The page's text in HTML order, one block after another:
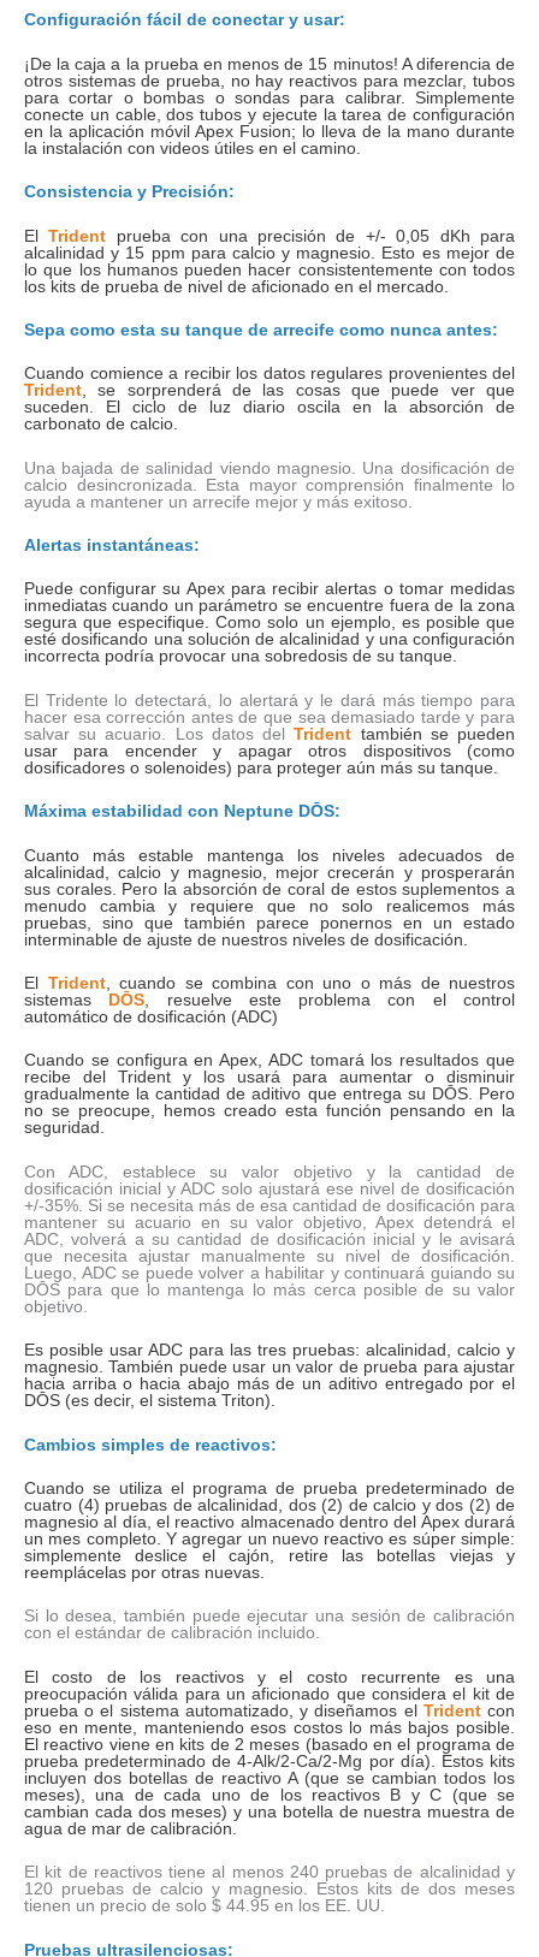
Configuración fácil de conectar y usar:
¡De la caja a la prueba en menos de 15 minutos! A diferencia de
otros sistemas de prueba, no hay reactivos para mezclar, tubos
para cortar o bombas o sondas para calibrar. Simplemente
conecte un cable, dos tubos y ejecute la tarea de configuración
en la aplicación móvil Apex Fusion; lo lleva de la mano durante
la instalación con videos útiles en el camino.
Consistencia y Precisión:
ElTrident prueba con una precisión de +/- 0,05 dKh para
alcalinidad y 15 ppm para calcio y magnesio. Esto es mejor de
lo que los humanos pueden hacer consistentemente con todos
los kits de prueba de nivel de aficionado en el mercado.
Sepa como esta su tanque de arrecife como nunca antes:
Cuando comience a recibir los datos regulares provenientes del
Trident, se sorprenderá de las cosas que puede ver que
suceden. El ciclo de luz diario oscila en la absorción de
carbonato de calcio.
Una bajada de salinidad viendo magnesio. Una dosificación de
calcio desincronizada. Esta mayor comprensión finalmente lo
ayuda a mantener un arrecife mejor y más exitoso.
Alertas instantáneas:
Puede configurar su Apex para recibir alertas o tomar medidas
inmediatas cuando un parámetro se encuentre fuera de la zona
segura que especifique. Como solo un ejemplo, es posible que
esté dosificando una solución de alcalinidad y una configuración
incorrecta podría provocar una sobredosis de su tanque.
El Tridente lo detectará, lo alertará y le dará más tiempo para
hacer esa corrección antes de que sea demasiado tarde y para
salvar su acuario. Los datos delTrident también se pueden
usar para encender y apagar otros dispositivos (como
dosificadores o solenoides) para proteger aún más su tanque.
Máxima estabilidad con Neptune DŌS:
Cuanto más estable mantenga los niveles adecuados de
alcalinidad, calcio y magnesio, mejor crecerán y prosperarán
sus corales. Pero la absorción de coral de estos suplementos a
menudo cambia y requiere que no solo realicemos más
pruebas, sino que también parece ponernos en un estado
interminable de ajuste de nuestros niveles de dosificación.
El Trident, cuando se combina con uno o más de nuestros
sistemas DŌS , resuelve este problema con el control
automático de dosificación (ADC)
Cuando se configura en Apex, ADC tomará los resultados que
recibe del Trident y los usará para aumentar o disminuir
gradualmente la cantidad de aditivo que entrega su DŌS. Pero
no se preocupe, hemos creado esta función pensando en la
seguridad.
Con ADC, establece su valor objetivo y la cantidad de
dosificación inicial y ADC solo ajustará ese nivel de dosificación
+/-35%. Si se necesita más de esa cantidad de dosificación para
mantener su acuario en su valor objetivo, Apex detendrá el
ADC, volverá a su cantidad de dosificación inicial y le avisará
que necesita ajustar manualmente su nivel de dosificación.
Luego, ADC se puede volver a habilitar y continuará guiando su
DŌS para que lo mantenga lo más cerca posible de su valor
objetivo.
Es posible usar ADC para las tres pruebas: alcalinidad, calcio y
magnesio. También puede usar un valor de prueba para ajustar
hacia arriba o hacia abajo más de un aditivo entregado por el
DŌS (es decir, el sistema Triton).
Cambios simples de reactivos:
Cuando se utiliza el programa de prueba predeterminado de
cuatro (4) pruebas de alcalinidad, dos (2) de calcio y dos (2) de
magnesio al día, el reactivo almacenado dentro del Apex durará
un mes completo. Y agregar un nuevo reactivo es súper simple:
simplemente deslice el cajón, retire las botellas viejas y
reemplácelas por otras nuevas.
Si lo desea, también puede ejecutar una sesión de calibración
con el estándar de calibración incluido.
El costo de los reactivos y el costo recurrente es una
preocupación válida para un aficionado que considera el kit de
prueba o el sistema automatizado, y diseñamos el Tridentcon
eso en mente, manteniendo esos costos lo más bajos posible.
El reactivo viene en kits de 2 meses (basado en el programa de
prueba predeterminado de 4-Alk/2-Ca/2-Mg por día). Estos kits
incluyen dos botellas de reactivo A (que se cambian todos los
meses), una de cada uno de los reactivos B y C (que se
cambian cada dos meses) y una botella de nuestra muestra de
agua de mar de calibración.
El kit de reactivos tiene al menos 240 pruebas de alcalinidad y
120 pruebas de calcio y magnesio. Estos kits de dos meses
tienen un precio de solo $ 44.95 en los EE. UU.
Pruebas ultrasilenciosas: